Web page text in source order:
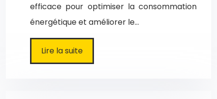
efficace pour optimiser la consommation
énergétique et améliorer le…
Lire la suite